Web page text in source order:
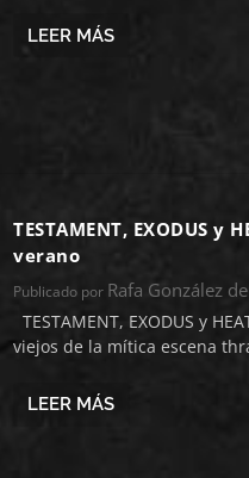
LEER MÁS
TESTAMENT, EXODUS y
verano
Publicado por Rafa González
TESTAMENT, EXODUS y
viejos de la mítica escena
LEER MÁS